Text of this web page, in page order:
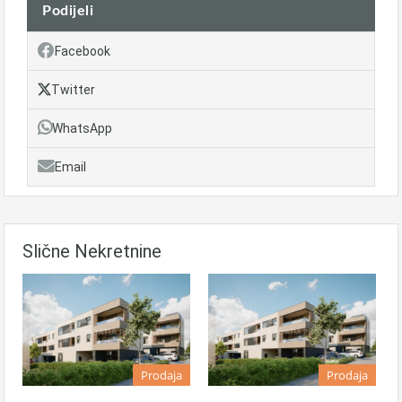
Podijeli
Facebook
Twitter
WhatsApp
Email
Slične Nekretnine
Prodaja Prodaja